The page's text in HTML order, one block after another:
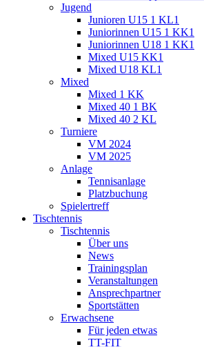
Jugend
Junioren U15 1 KL1
Juniorinnen U15 1 KK1
Juniorinnen U18 1 KK1
Mixed U15 KK1
Mixed U18 KL1
Mixed
Mixed 1 KK
Mixed 40 1 BK
Mixed 40 2 KL
Turniere
VM 2024
VM 2025
Anlage
Tennisanlage
Platzbuchung
Spielertreff
Tischtennis
Tischtennis
Über uns
News
Trainingsplan
Veranstaltungen
Ansprechpartner
Sportstätten
Erwachsene
Für jeden etwas
TT-FIT